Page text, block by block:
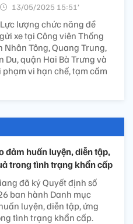
13/05/2025 15:51’
Lực lượng chức năng đề
xe tại Công viên Thống
Tông, Quang Trung,
Du, quận Hai Bà Trưng và
vi hạn chế, tạm cấm
đảm huấn luyện, diễn tập,
trong tình trạng khẩn cấp
đã ký Quyết định số
ban hành Danh mục
luyện, diễn tập, ứng
tình trạng khẩn cấp.